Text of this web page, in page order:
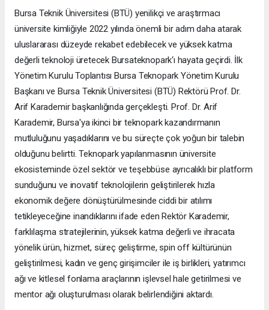
Bursa Teknik Üniversitesi (BTÜ) yenilikçi ve araştırmacı
üniversite kimliğiyle 2022 yılında önemli bir adım daha atarak
uluslararası düzeyde rekabet edebilecek ve yüksek katma
değerli teknoloji üretecek Bursateknopark‘ı hayata geçirdi. İlk
Yönetim Kurulu Toplantısı Bursa Teknopark Yönetim Kurulu
Başkanı ve Bursa Teknik Üniversitesi (BTÜ) Rektörü Prof. Dr.
Arif Karademir başkanlığında gerçekleşti. Prof. Dr. Arif
Karademir, Bursa'ya ikinci bir teknopark kazandırmanın
mutluluğunu yaşadıklarını ve bu süreçte çok yoğun bir talebin
olduğunu belirtti. Teknopark yapılanmasının üniversite
ekosisteminde özel sektör ve teşebbüse ayrıcalıklı bir platform
sunduğunu ve inovatif teknolojilerin geliştirilerek hızla
ekonomik değere dönüştürülmesinde ciddi bir atılımı
tetikleyeceğine inandıklarını ifade eden Rektör Karademir,
farklılaşma stratejilerinin, yüksek katma değerli ve ihracata
yönelik ürün, hizmet, süreç geliştirme, spin off kültürünün
geliştirilmesi, kadın ve genç girişimciler ile iş birlikleri, yatırımcı
ağı ve kitlesel fonlama araçlarının işlevsel hale getirilmesi ve
mentor ağı oluşturulması olarak belirlendiğini aktardı.